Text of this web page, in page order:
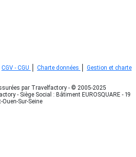
CGV - CGU | Charte données | Gestion et charte
par Travelfactory - © 2005-2025
- Siège Social : Bâtiment EUROSQUARE - 19
Sur-Seine